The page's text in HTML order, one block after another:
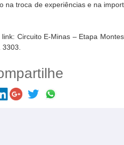
troca de experiências e na
Circuito E-Minas – Etapa